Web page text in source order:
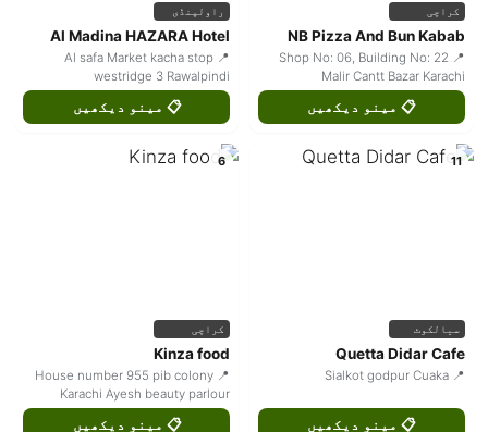
کراچی
NB Pizza And Bun Kabab
📍 Shop No: 06, Building No: 22
Malir Cantt Bazar Karachi
📋 مینو دیکھیں
راولپنڈی
Al Madina HAZARA Hotel
📍 Al safa Market kacha stop
westridge 3 Rawalpindi
📋 مینو دیکھیں
11
سیالکوٹ
Quetta Didar Cafe
📍 Sialkot godpur Cuaka
📋 مینو دیکھیں
6
کراچی
Kinza food
📍 House number 955 pib colony
Karachi Ayesh beauty parlour
📋 مینو دیکھیں